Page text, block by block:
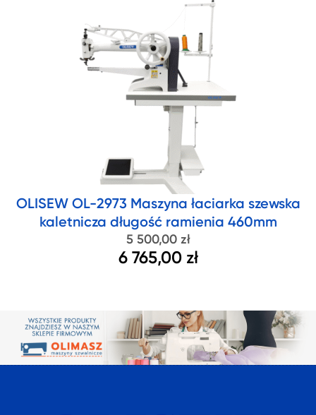
OLISEW OL-2973 Maszyna łaciarka szewska
kaletnicza długość ramienia 460mm
5 500,00 zł
6 765,00 zł